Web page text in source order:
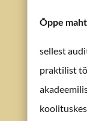
Õppe maht
sellest
praktilist
akadeemi